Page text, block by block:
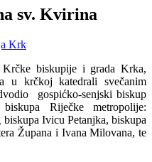
sv. Kvirina
Krk
biskupije i grada Krka,
u krčkoj katedrali svečanim
gospićko-senjski biskup
Riječke metropolije:
Ivicu Petanjka, biskupa
Župana i Ivana Milovana, te